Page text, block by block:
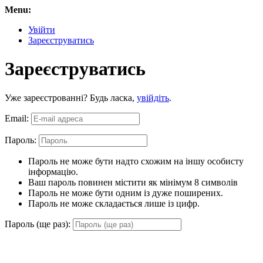
Menu:
Увійти
Зареєструватись
Зареєструватись
Уже зареєстрованні? Будь ласка, увійдіть.
Email:
Пароль:
Пароль не може бути надто схожим на іншу особисту
інформацію.
Ваш пароль повинен містити як мінімум 8 символів
Пароль не може бути одним із дуже поширених.
Пароль не може складається лише із цифр.
Пароль (ще раз):